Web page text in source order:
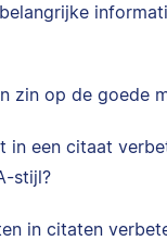
zin op de goede
in een citaat
stijl?
in citaten